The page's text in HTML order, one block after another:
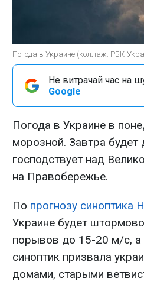
Погода в Украине (коллаж: РБК-
Не витрачай час на
Google
Погода в Украине в
морозной. Завтра
господствует над
на Правобережье.
По прогнозу синоптика
Украине будет
порывов до 15-20 м/с, а
синоптик призвала
домами, старыми